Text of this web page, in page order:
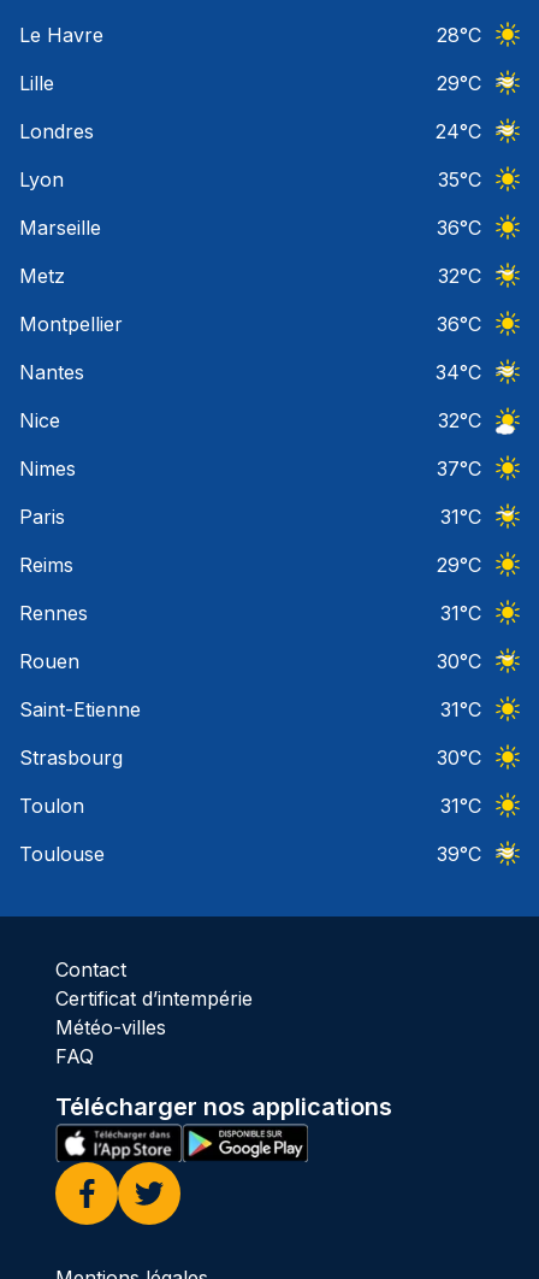
Le Havre
28°C
Lille
29°C
Londres
24°C
Lyon
35°C
Marseille
36°C
Metz
32°C
Montpellier
36°C
Nantes
34°C
Nice
32°C
Nimes
37°C
Paris
31°C
Reims
29°C
Rennes
31°C
Rouen
30°C
Saint-Etienne
31°C
Strasbourg
30°C
Toulon
31°C
Toulouse
39°C
Contact
Certificat d’intempérie
Météo-villes
FAQ
Télécharger nos applications
Facebook
Twitter